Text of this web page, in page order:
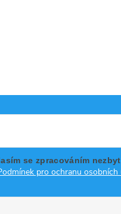
se zpracováním
pro ochranu osobních